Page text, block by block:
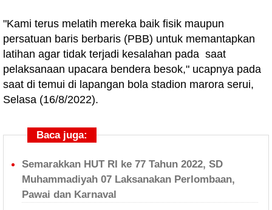
"Kami terus melatih mereka baik fisik maupun
persatuan baris berbaris (PBB) untuk memantapkan
latihan agar tidak terjadi kesalahan pada saat
pelaksanaan upacara bendera besok," ucapnya pada
saat di temui di lapangan bola stadion marora serui,
Selasa (16/8/2022).
Baca juga:
Semarakkan HUT RI ke 77 Tahun 2022, SD
Muhammadiyah 07 Laksanakan Perlombaan,
Pawai dan Karnaval